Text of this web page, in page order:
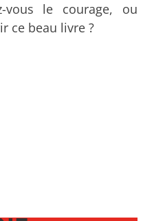
vous le courage, ou
ce beau livre ?